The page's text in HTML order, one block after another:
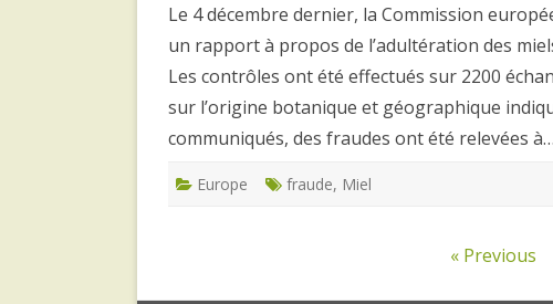
Le 4 décembre dernier, la Commission
un rapport à propos de l’adultération des
Les contrôles ont été effectués sur 2200
sur l’origine botanique et géographique
communiqués, des fraudes ont été relevées à…
Europe fraude, Miel
« Previous